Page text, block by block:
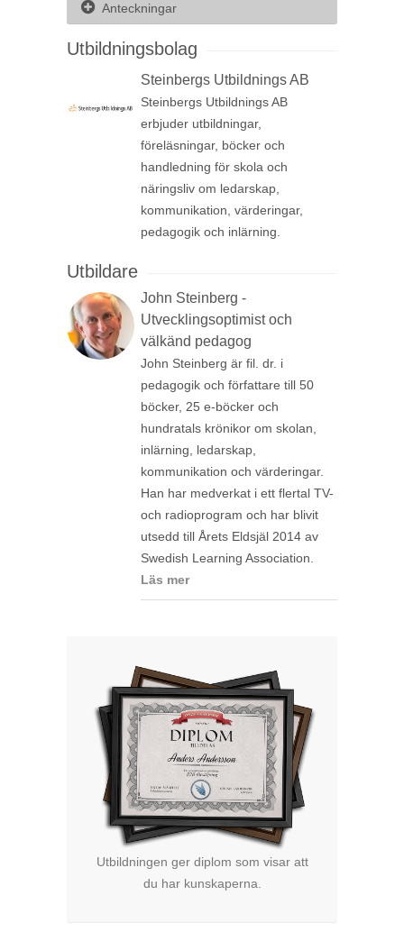
Anteckningar
Utbildningsbolag
Steinbergs Utbildnings AB
Steinbergs Utbildnings AB
erbjuder utbildningar,
föreläsningar, böcker och
handledning för skola och
näringsliv om ledarskap,
kommunikation, värderingar,
pedagogik och inlärning.
Utbildare
John Steinberg -
Utvecklingsoptimist och
välkänd pedagog
John Steinberg är fil. dr. i
pedagogik och författare till 50
böcker, 25 e-böcker och
hundratals krönikor om skolan,
inlärning, ledarskap,
kommunikation och värderingar.
Han har medverkat i ett flertal TV-
och radioprogram och har blivit
utsedd till Årets Eldsjäl 2014 av
Swedish Learning Association.
Läs mer
Utbildningen ger diplom som visar att
du har kunskaperna.